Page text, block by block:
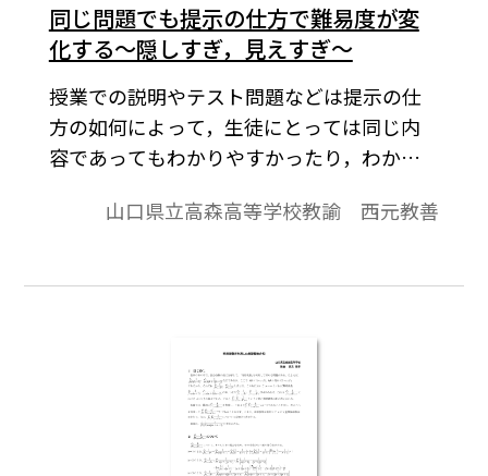
同じ問題でも提示の仕方で難易度が変
化する～隠しすぎ，見えすぎ～
授業での説明やテスト問題などは提示の仕
方の如何によって，生徒にとっては同じ内
容であってもわかりやすかったり，わかり
も提示の仕方で難易度に違いが出てくる問
式エディタ」で作成されています。ワード文
「Tosho数式エディタ」が導入されているこ
とが必要です。無償ダウンロードはこちら→
無償ダウンロードのご案内
山口県立高森高等学校教諭 西元教善